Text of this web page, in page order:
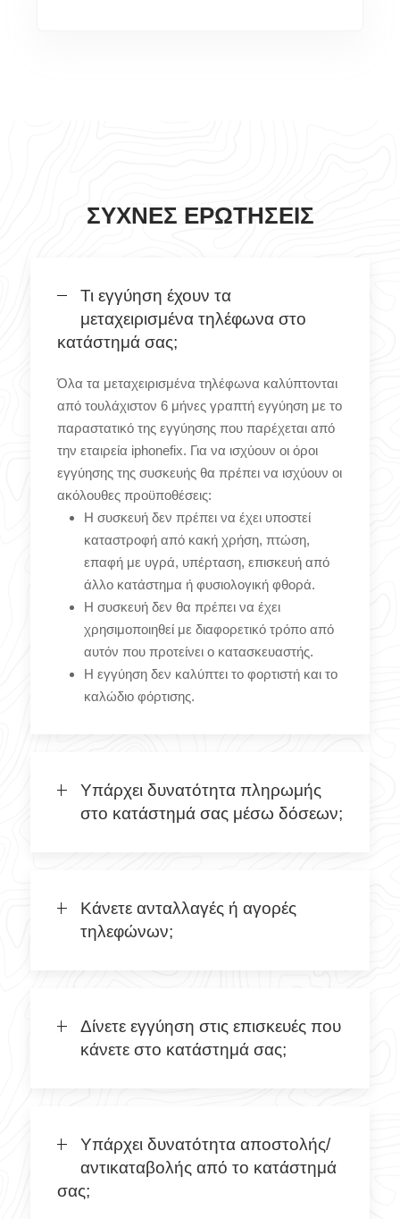
ΣΥΧΝΈΣ ΕΡΩΤΉΣΕΙΣ
Τι εγγύηση έχουν τα
μεταχειρισμένα τηλέφωνα στο
κατάστημά σας;
Όλα τα μεταχειρισμένα τηλέφωνα καλύπτονται
από τουλάχιστον 6 μήνες γραπτή εγγύηση με το
παραστατικό της εγγύησης που παρέχεται από
την εταιρεία iphonefix. Για να ισχύουν οι όροι
εγγύησης της συσκευής θα πρέπει να ισχύουν οι
ακόλουθες προϋποθέσεις:
Η συσκευή δεν πρέπει να έχει υποστεί
καταστροφή από κακή χρήση, πτώση,
επαφή με υγρά, υπέρταση, επισκευή από
άλλο κατάστημα ή φυσιολογική φθορά.
Η συσκευή δεν θα πρέπει να έχει
χρησιμοποιηθεί με διαφορετικό τρόπο από
αυτόν που προτείνει ο κατασκευαστής.
Η εγγύηση δεν καλύπτει το φορτιστή και το
καλώδιο φόρτισης.
Υπάρχει δυνατότητα πληρωμής
στο κατάστημά σας μέσω δόσεων;
Κάνετε ανταλλαγές ή αγορές
τηλεφώνων;
Δίνετε εγγύηση στις επισκευές που
κάνετε στο κατάστημά σας;
Υπάρχει δυνατότητα αποστολής/
αντικαταβολής από το κατάστημά
σας;